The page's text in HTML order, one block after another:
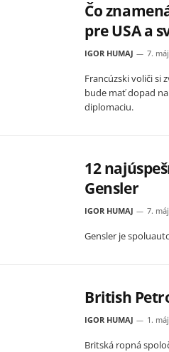
Čo
pre USA a
IGOR HUMAJ 7.
Francúzski voliči si
bude mať dopad
diplomaciu.
12
Gensler
IGOR HUMAJ 7.
Gensler je
British
IGOR HUMAJ 1.
Britská ropná